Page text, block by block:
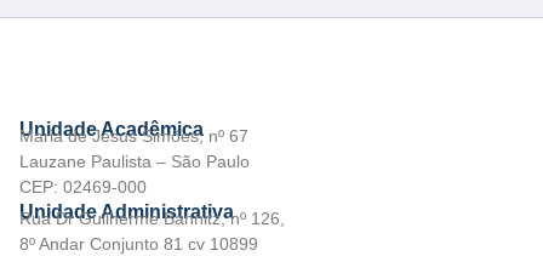
Unidade Acadêmica
Maria de Jesus Simões, nº 67
Lauzane Paulista – São Paulo
CEP: 02469-000
Unidade Administrativa
Rua Dr Guilherme Bannitz, nº 126,
8º Andar Conjunto 81 cv 10899